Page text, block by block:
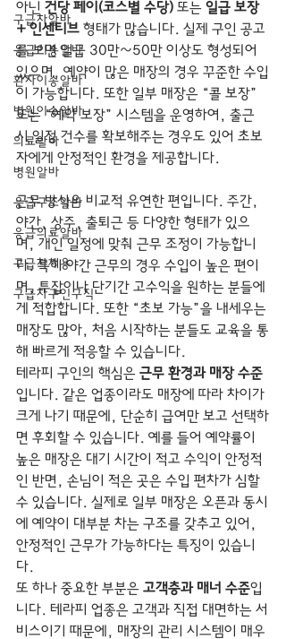
구급차알바
응급이송알바
환자이송알바
병원이송알바
의료알바
병원알바
응급구조알바
응급의료알바
구급차채용
구급차구인구직
아닌 건당 페이(코스별 수당) 또는 일급 보장
+ 인센티브 형태가 많습니다. 실제 구인 공고
를 보면 일급 30만~50만 이상도 형성되어
있으며, 예약이 많은 매장의 경우 꾸준한 수입
이 가능합니다. 또한 일부 매장은 “콜 보장”
또는 “예약 보장” 시스템을 운영하여, 출근
시 일정 건수를 확보해주는 경우도 있어 초보
자에게 안정적인 환경을 제공합니다.
근무 방식은 비교적 유연한 편입니다. 주간,
야간, 상주, 출퇴근 등 다양한 형태가 있으
며, 개인 일정에 맞춰 근무 조정이 가능합니
다. 특히 야간 근무의 경우 수입이 높은 편이
며, 투잡이나 단기간 고수익을 원하는 분들에
게 적합합니다. 또한 “초보 가능”을 내세우는
매장도 많아, 처음 시작하는 분들도 교육을 통
해 빠르게 적응할 수 있습니다.
테라피 구인의 핵심은 근무 환경과 매장 수준
입니다. 같은 업종이라도 매장에 따라 차이가
크게 나기 때문에, 단순히 급여만 보고 선택하
면 후회할 수 있습니다. 예를 들어 예약률이
높은 매장은 대기 시간이 적고 수익이 안정적
인 반면, 손님이 적은 곳은 수입 편차가 심할
수 있습니다. 실제로 일부 매장은 오픈과 동시
에 예약이 대부분 차는 구조를 갖추고 있어,
안정적인 근무가 가능하다는 특징이 있습니
다.
또 하나 중요한 부분은 고객층과 매너 수준입
니다. 테라피 업종은 고객과 직접 대면하는 서
비스이기 때문에, 매장의 관리 시스템이 매우